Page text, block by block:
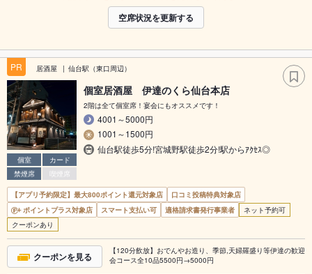
空席状況を更新する
PR 居酒屋 仙台駅（東口周辺）
個室
カード
禁煙席
喫煙席
個室居酒屋 伊達のくら仙台本店
2階は全て個室席！宴会にもオススメです！
4001～5000円
1001～1500円
仙台駅徒歩5分!宮城野駅徒歩2分!駅からｱｸｾｽ◎
【アプリ予約限定】最大800ポイント還元対象店
口コミ投稿特典対象店
ポイントプラス対象店
スマート支払い可 適格請求書発行事業者
ネット予約可
クーポンあり
クーポンを見る
【120分飲放】おでんやお造り、季節,天婦羅盛り等伊達の歓迎
会コース全10品5500円→5000円